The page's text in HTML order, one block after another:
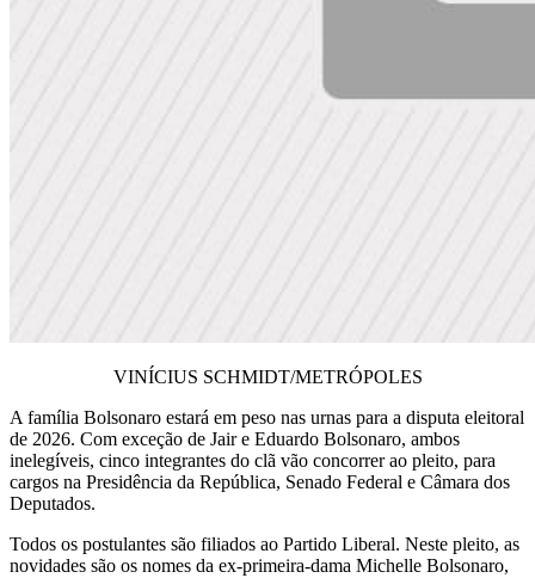
VINÍCIUS SCHMIDT/METRÓPOLES
A família Bolsonaro estará em peso nas urnas para a disputa eleitoral
de 2026. Com exceção de Jair e Eduardo Bolsonaro, ambos
inelegíveis, cinco integrantes do clã vão concorrer ao pleito, para
cargos na Presidência da República, Senado Federal e Câmara dos
Deputados.
Todos os postulantes são filiados ao Partido Liberal. Neste pleito, as
novidades são os nomes da ex-primeira-dama Michelle Bolsonaro,